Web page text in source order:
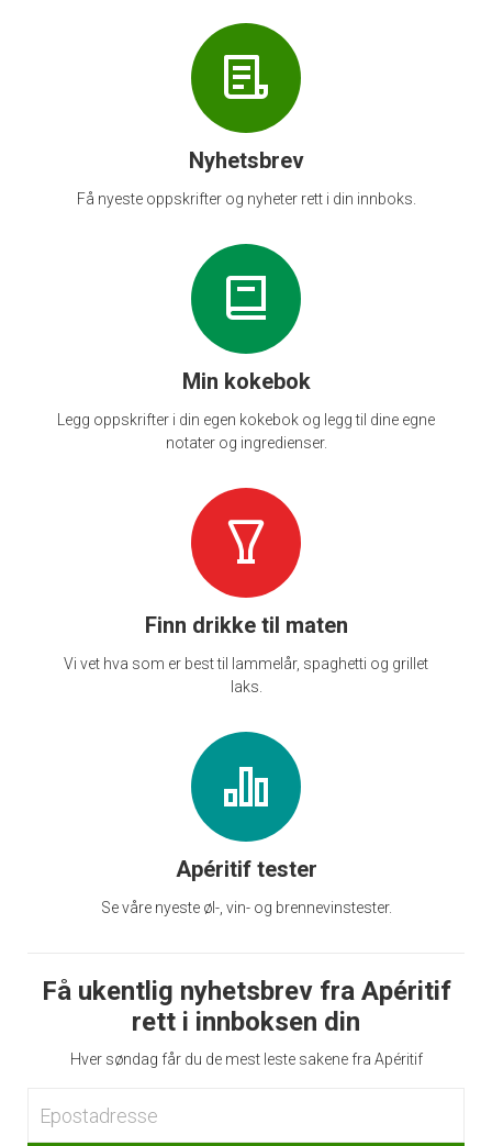
Nyhetsbrev
Få nyeste oppskrifter og nyheter rett i din innboks.
Min kokebok
Legg oppskrifter i din egen kokebok og legg til dine egne
notater og ingredienser.
Finn drikke til maten
Vi vet hva som er best til lammelår, spaghetti og grillet
laks.
Apéritif tester
Se våre nyeste øl-, vin- og brennevinstester.
Få ukentlig nyhetsbrev fra Apéritif
rett i innboksen din
Hver søndag får du de mest leste sakene fra Apéritif